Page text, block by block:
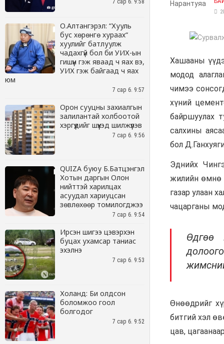
7 сар 6. 9:58
О.Алтангэрэл: “Хууль
бус хөрөнгө хураах“
хуулийг батлуулж
чадахгүй бол би УИХ-ын
гишүүн гэж яваад ч яах вэ,
УИХ гэж байгаад ч яах
юм
7 сар 6. 9:57
Орон сууцны захиалгын
залилантай холбоотой
хэргүүдийг шүүхэд шилжүүлэв
7 сар 6. 9:56
QUIZA буюу Б.Батцэнгэл
Хотын даргын Олон
нийттэй харилцах
асуудал хариуцсан
зөвлөхөөр томилогджээ
7 сар 6. 9:54
Ирсэн шигээ цэвэрхэн
буцах ухамсар таниас
эхэлнэ
7 сар 6. 9:53
Холанд: Би олдсон
боломжоо гоол
болгодог
7 сар 6. 9:52